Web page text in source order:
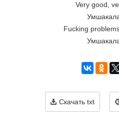
Very good,
Fucking
Скачать txt